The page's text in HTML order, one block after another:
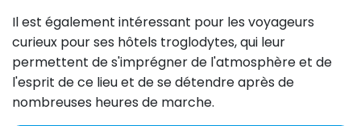
Il est également intéressant pour les voyageurs
curieux pour ses hôtels troglodytes, qui leur
permettent de s'imprégner de l'atmosphère et de
l'esprit de ce lieu et de se détendre après de
nombreuses heures de marche.